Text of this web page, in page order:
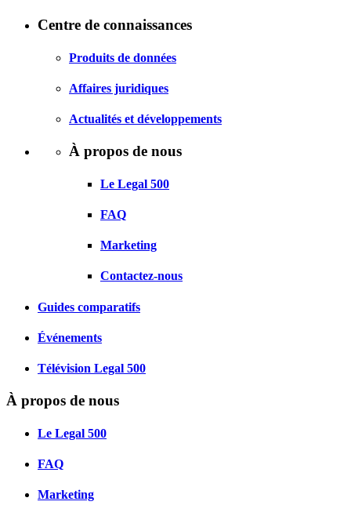
Centre de connaissances
Produits de données
Affaires juridiques
Actualités et développements
À propos de nous
Le Legal 500
FAQ
Marketing
Contactez-nous
Guides comparatifs
Événements
Télévision Legal 500
À propos de nous
Le Legal 500
FAQ
Marketing